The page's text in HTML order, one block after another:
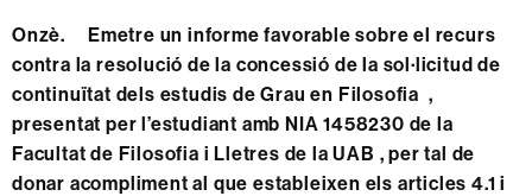
Onzè. Emetre un informe favorable sobre el recurs
contra la resolució de la concessió de la sol·licitud de
continuïtat dels estudis de Grau en Filosofia ,
presentat per l’estudiant amb NIA 1458230 de la
Facultat de Filosofia i Lletres de la UAB , per tal de
donar acompliment al que estableixen els articles 4.1 i